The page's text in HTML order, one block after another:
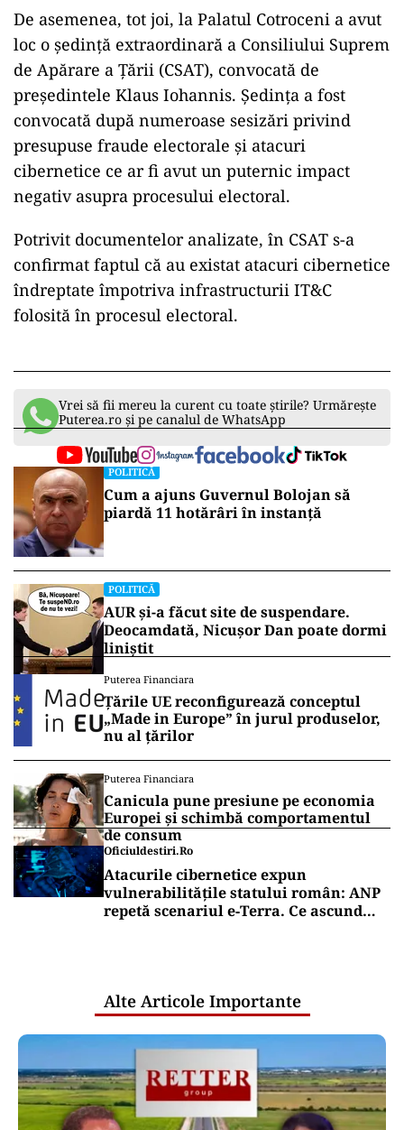
Curtea Constituțională s-a întrunit, joi, și a
hotărât, cu unanimitate de voturi, să dispună
reverificarea și renumărarea tuturor buletinelor
celor nule.
De asemenea, tot joi, la Palatul Cotroceni a avut
loc o ședință extraordinară a Consiliului Suprem
presupuse fraude electorale și atacuri
cibernetice ce ar fi avut un puternic impact
negativ asupra procesului electoral.
Potrivit documentelor analizate, în CSAT s-a
confirmat faptul că au existat atacuri cibernetice
îndreptate împotriva infrastructurii IT&C
folosită în procesul electoral.
Vrei să fii mereu la curent cu toate știrile? Urmărește
Puterea.ro și pe canalul de WhatsApp
POLITICĂ
Cum a ajuns Guvernul Bolojan să
piardă 11 hotărâri în instanță
POLITICĂ
AUR și-a făcut site de suspendare.
Deocamdată, Nicușor Dan poate dormi
liniștit
nu al țărilor
Puterea Financiara
Canicula pune presiune pe economia
Europei și schimbă comportamentul
de consum
Oficiuldestiri.ro